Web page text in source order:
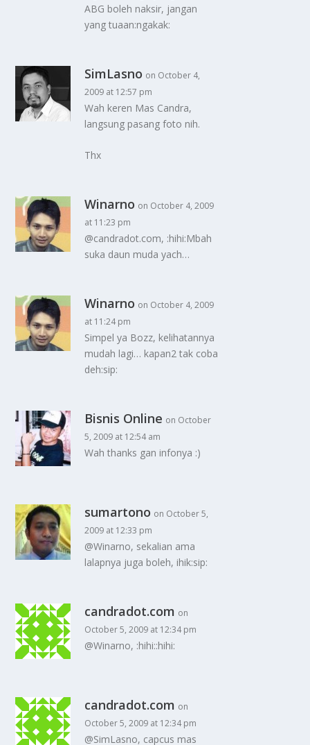
ABG boleh naksir, jangan
yang tuaan:ngakak:
SimLasno on October 4,
2009 at 12:57 pm
Wah keren Mas Candra,
langsung pasang foto nih.
Thx
Winarno on October 4, 2009
at 11:23 pm
@candradot.com, :hihi:Mbah
suka daun muda yach…
Winarno on October 4, 2009
at 11:24 pm
Simpel ya Bozz, kelihatannya
mudah lagi… kapan2 tak coba
deh:sip:
Bisnis Online on October
5, 2009 at 12:54 am
Wah thanks gan infonya :)
sumartono on October 5,
2009 at 12:33 pm
@Winarno, sekalian ama
lalapnya juga boleh, ihik:sip:
candradot.com on
October 5, 2009 at 12:34 pm
@Winarno, :hihi::hihi:
candradot.com on
October 5, 2009 at 12:34 pm
@SimLasno, capcus mas